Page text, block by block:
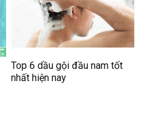
Top 6 dầu gội đầu nam tốt
nhất hiện nay